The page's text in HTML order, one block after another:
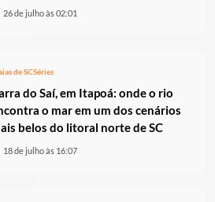
26 de julho às 02:01
de SCSéries
do Saí, em Itapoá: onde o rio
o mar em um dos cenários
belos do litoral norte de SC
18 de julho às 16:07